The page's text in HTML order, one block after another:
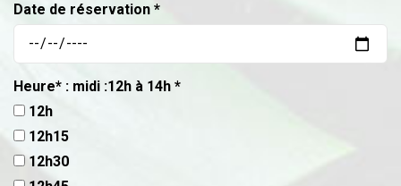
Date de réservation *
Heure* : midi :12h à 14h *
12h
12h15
12h30